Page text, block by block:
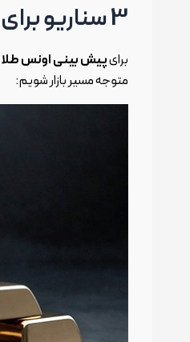
3 سناریو برای پیش بینی اونس طلا
برایپیش بینی اونس طلا
متوجه مسیر بازار شویم: